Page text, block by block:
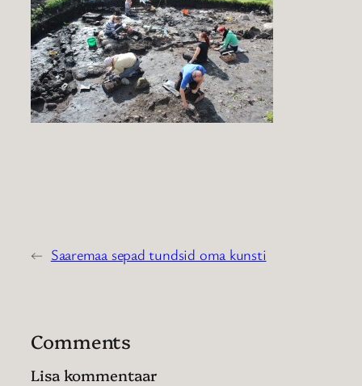
← Saaremaa sepad tundsid oma kunsti
Comments
Lisa kommentaar